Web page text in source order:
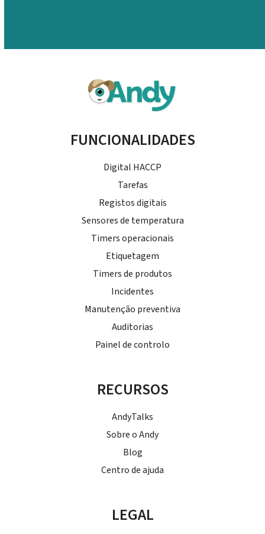
FUNCIONALIDADES
Digital HACCP
Tarefas
Registos digitais
Sensores de temperatura
Timers operacionais
Etiquetagem
Timers de produtos
Incidentes
Manutenção preventiva
Auditorias
Painel de controlo
RECURSOS
AndyTalks
Sobre o Andy
Blog
Centro de ajuda
LEGAL